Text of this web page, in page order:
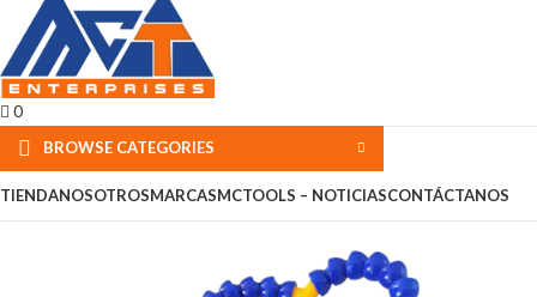
0
BROWSE CATEGORIES
TIENDANOSOTROSMARCASMCTOOLS – NOTICIASCONTÁCTANOS